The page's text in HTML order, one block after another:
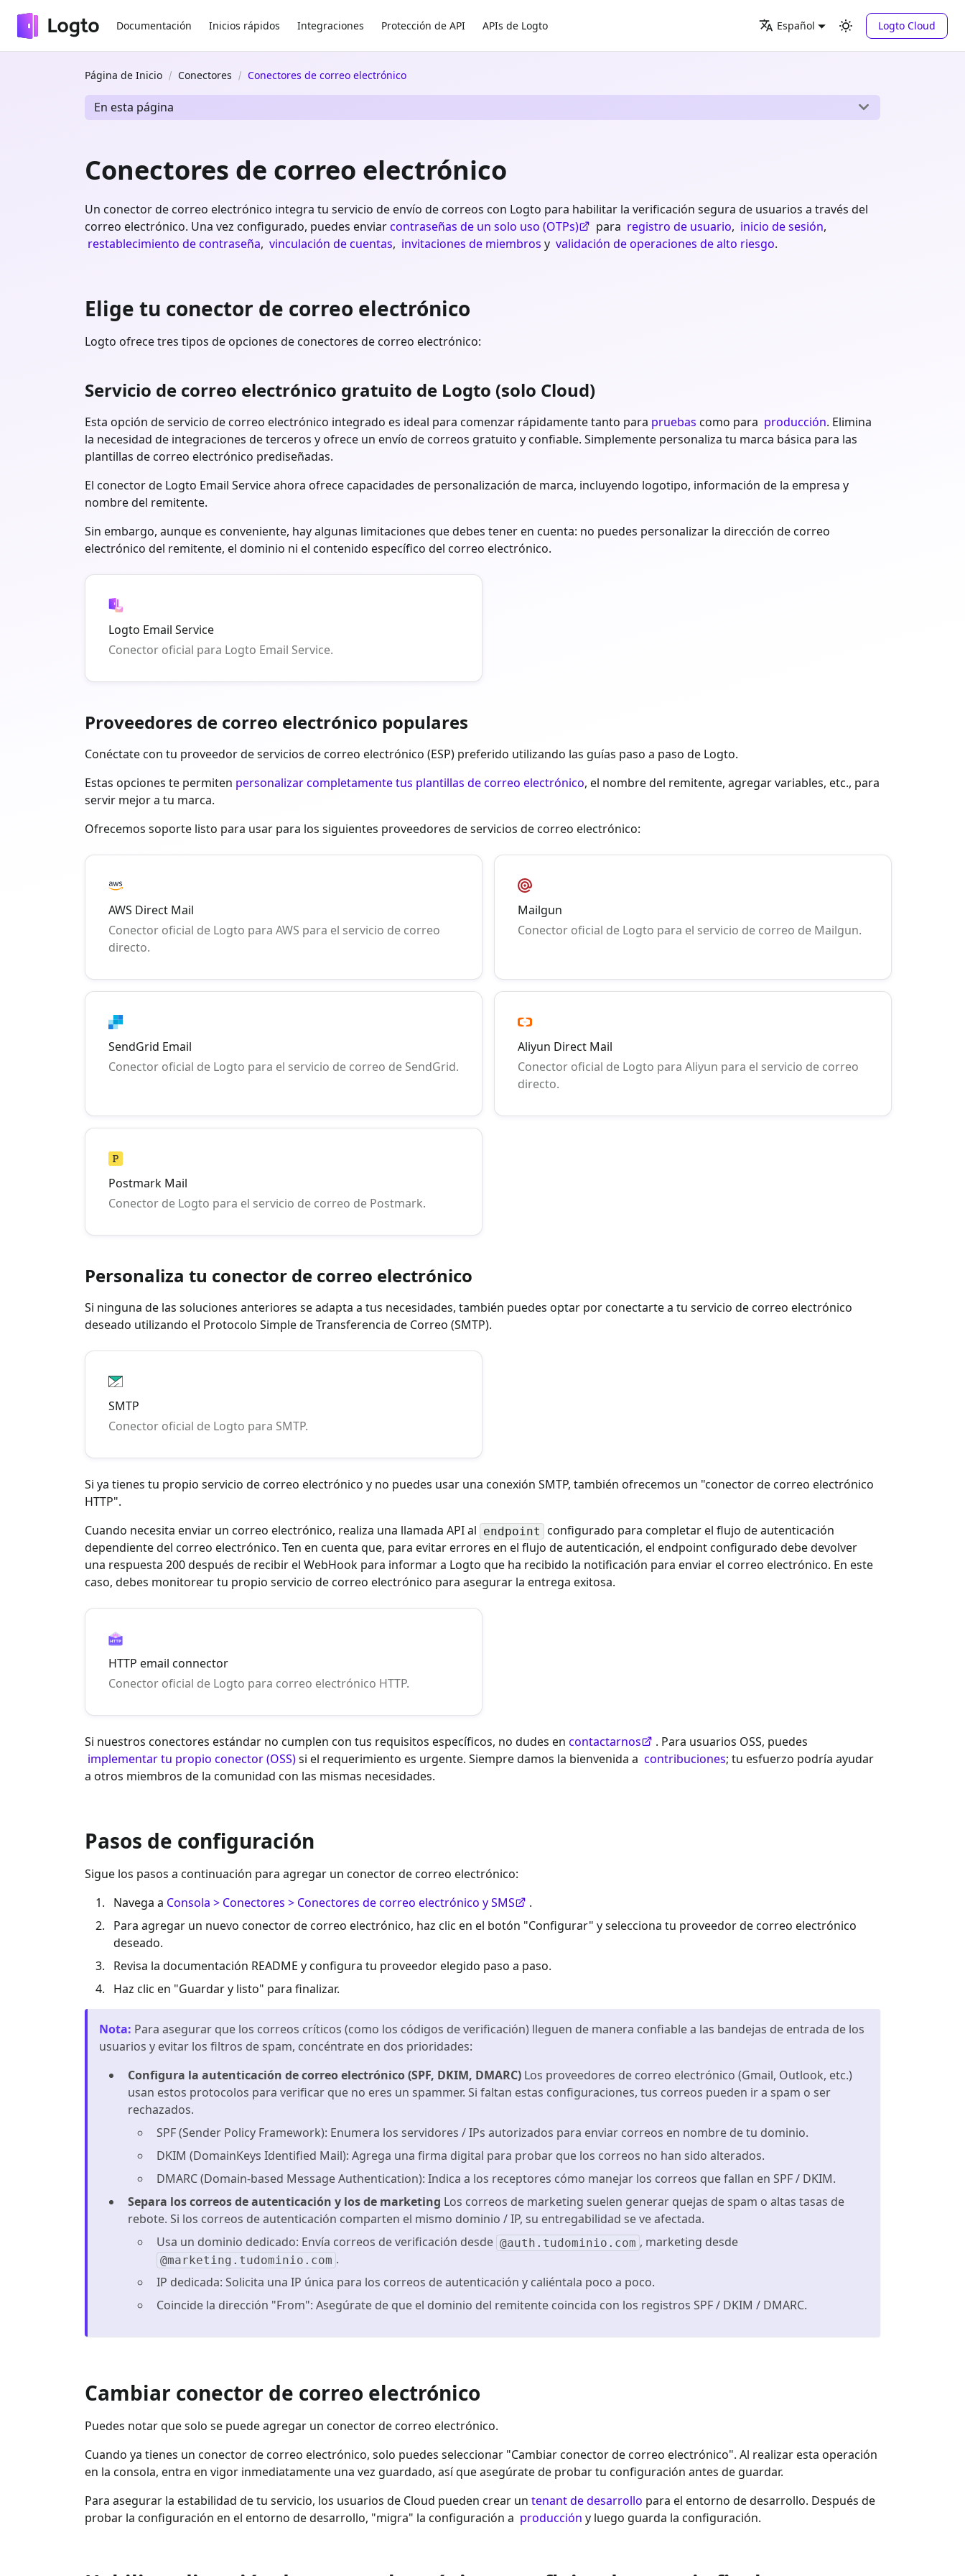
Documentación Inicios rápidos Integraciones Protección de API APIs de Logto Español Logto Cloud
Página de Inicio Conectores Conectores de correo electrónico
En esta página
Conectores de correo electrónico
Un conector de correo electrónico integra tu servicio de envío de correos con Logto para habilitar la verificación segura de usuarios a través del
correo electrónico. Una vez configurado, puedes enviarcontraseñas de un solo uso (OTPs) para registro de usuario, inicio de sesión,
restablecimiento de contraseña, vinculación de cuentas, invitaciones de miembros y validación de operaciones de alto riesgo.
Elige tu conector de correo electrónico
Logto ofrece tres tipos de opciones de conectores de correo electrónico:
Servicio de correo electrónico gratuito de Logto (solo Cloud)
Esta opción de servicio de correo electrónico integrado es ideal para comenzar rápidamente tanto para pruebas como para producción. Elimina
la necesidad de integraciones de terceros y ofrece un envío de correos gratuito y confiable. Simplemente personaliza tu marca básica para las
plantillas de correo electrónico prediseñadas.
El conector de Logto Email Service ahora ofrece capacidades de personalización de marca, incluyendo logotipo, información de la empresa y
nombre del remitente.
Sin embargo, aunque es conveniente, hay algunas limitaciones que debes tener en cuenta: no puedes personalizar la dirección de correo
electrónico del remitente, el dominio ni el contenido específico del correo electrónico.
Logto Email Service
Conector oficial para Logto Email Service.
Proveedores de correo electrónico populares
Conéctate con tu proveedor de servicios de correo electrónico (ESP) preferido utilizando las guías paso a paso de Logto.
Estas opciones te permiten personalizar completamente tus plantillas de correo electrónico, el nombre del remitente, agregar variables, etc., para
servir mejor a tu marca.
Ofrecemos soporte listo para usar para los siguientes proveedores de servicios de correo electrónico:
AWS Direct Mail
Conector oficial de Logto para AWS para el servicio de correo
directo.
Mailgun
Conector oficial de Logto para el servicio de correo de Mailgun.
SendGrid Email
Conector oficial de Logto para el servicio de correo de SendGrid.
Aliyun Direct Mail
Conector oficial de Logto para Aliyun para el servicio de correo
directo.
Postmark Mail
Conector de Logto para el servicio de correo de Postmark.
Personaliza tu conector de correo electrónico
Si ninguna de las soluciones anteriores se adapta a tus necesidades, también puedes optar por conectarte a tu servicio de correo electrónico
deseado utilizando el Protocolo Simple de Transferencia de Correo (SMTP).
SMTP
Conector oficial de Logto para SMTP.
Si ya tienes tu propio servicio de correo electrónico y no puedes usar una conexión SMTP, también ofrecemos un "conector de correo electrónico
HTTP".
Cuando necesita enviar un correo electrónico, realiza una llamada API al endpoint configurado para completar el flujo de autenticación
dependiente del correo electrónico. Ten en cuenta que, para evitar errores en el flujo de autenticación, el endpoint configurado debe devolver
una respuesta 200 después de recibir el WebHook para informar a Logto que ha recibido la notificación para enviar el correo electrónico. En este
caso, debes monitorear tu propio servicio de correo electrónico para asegurar la entrega exitosa.
HTTP email connector
Conector oficial de Logto para correo electrónico HTTP.
Si nuestros conectores estándar no cumplen con tus requisitos específicos, no dudes en contactarnos
. Para usuarios OSS, puedes
implementar tu propio conector (OSS)si el requerimiento es urgente. Siempre damos la bienvenida a contribuciones; tu esfuerzo podría ayudar
a otros miembros de la comunidad con las mismas necesidades.
Pasos de configuración
Sigue los pasos a continuación para agregar un conector de correo electrónico:
Navega a Consola > Conectores > Conectores de correo electrónico y SMS
.
Para agregar un nuevo conector de correo electrónico, haz clic en el botón "Configurar" y selecciona tu proveedor de correo electrónico
deseado.
Revisa la documentación README y configura tu proveedor elegido paso a paso.
Haz clic en "Guardar y listo" para finalizar.
Nota: Para asegurar que los correos críticos (como los códigos de verificación) lleguen de manera confiable a las bandejas de entrada de los
usuarios y evitar los filtros de spam, concéntrate en dos prioridades:
Configura la autenticación de correo electrónico (SPF, DKIM, DMARC) Los proveedores de correo electrónico (Gmail, Outlook, etc.)
usan estos protocolos para verificar que no eres un spammer. Si faltan estas configuraciones, tus correos pueden ir a spam o ser
rechazados.
SPF (Sender Policy Framework): Enumera los servidores / IPs autorizados para enviar correos en nombre de tu dominio.
DKIM (DomainKeys Identified Mail): Agrega una firma digital para probar que los correos no han sido alterados.
DMARC (Domain-based Message Authentication): Indica a los receptores cómo manejar los correos que fallan en SPF / DKIM.
Separa los correos de autenticación y los de marketing Los correos de marketing suelen generar quejas de spam o altas tasas de
rebote. Si los correos de autenticación comparten el mismo dominio / IP, su entregabilidad se ve afectada.
Usa un dominio dedicado: Envía correos de verificación desde @auth.tudominio.com , marketing desde
@marketing.tudominio.com .
IP dedicada: Solicita una IP única para los correos de autenticación y caliéntala poco a poco.
Coincide la dirección "From": Asegúrate de que el dominio del remitente coincida con los registros SPF / DKIM / DMARC.
Cambiar conector de correo electrónico
Puedes notar que solo se puede agregar un conector de correo electrónico.
Cuando ya tienes un conector de correo electrónico, solo puedes seleccionar "Cambiar conector de correo electrónico". Al realizar esta operación
en la consola, entra en vigor inmediatamente una vez guardado, así que asegúrate de probar tu configuración antes de guardar.
Para asegurar la estabilidad de tu servicio, los usuarios de Cloud pueden crear un tenant de desarrollo para el entorno de desarrollo. Después de
probar la configuración en el entorno de desarrollo, "migra" la configuración a producción y luego guarda la configuración.